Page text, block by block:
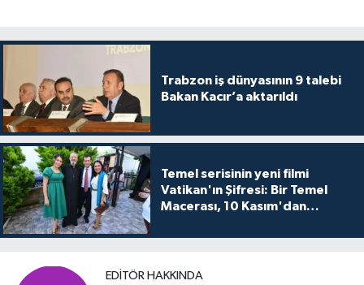
Trabzon iş dünyasının 9 talebi
Bakan Kacır’a aktarıldı
Temel serisinin yeni filmi
Vatikan'ın Şifresi: Bir Temel
Macerası, 10 Kasım'dan
buluşuyo
EDITÖR HAKKINDA